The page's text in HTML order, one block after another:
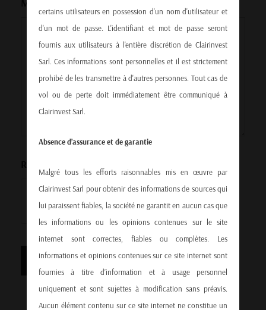
certains utilisateurs en possession d'un nom d'utilisateur et
d'un mot de passe. L'identifiant et mot de passe seront
fournis aux utilisateurs à l'entière discrétion de Clairinvest
Sarl. Ces informations sont personnelles et il est strictement
prohibé de les transmettre à d'autres personnes. Tout cas de
vol ou de perte doit immédiatement être communiqué à
Clairinvest Sarl.
Absence d’assurance et de garantie
Malgré tous les efforts raisonnables mis en œuvre par
Clairinvest Sarl pour obtenir des informations de sources qui
lui paraissent fiables, la société ne garantit en aucun cas que
les informations ou les opinions contenues sur le site
internet sont correctes, fiables ou complètes. Les
informations et opinions contenues sur ce site internet sont
fournies à titre d’information et à usage personnel
uniquement et sont sujettes à modification sans préavis.
Aucun élément contenu sur ce site internet ne constitue un